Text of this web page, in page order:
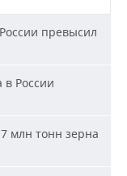
превысил
в России
млн тонн зерна